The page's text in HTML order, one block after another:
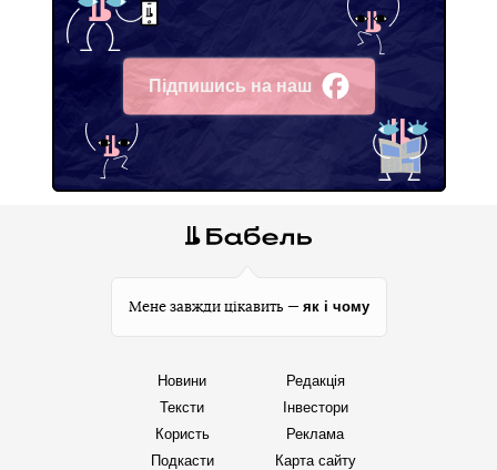
Підпишись на наш
Facebook
Мене завжди цікавить — як і чому
Новини
Тексти
Користь
Подкасти
Редакція
Інвестори
Реклама
Карта сайту